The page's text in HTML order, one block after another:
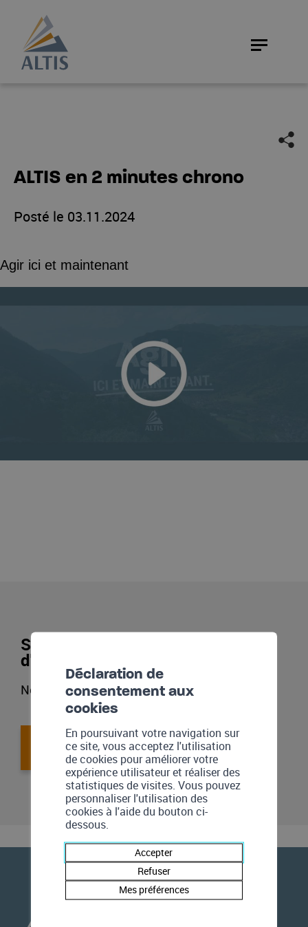
ALTIS en 2 minutes chrono
Posté le 03.11.2024
Agir ici et maintenant
Souhaitez-vous davantage
d'informations ?
Nos spécialistes sont à votre disposition !
Nous contacter
Déclaration de
consentement aux
cookies
En poursuivant votre navigation sur
ce site, vous acceptez l'utilisation
de cookies pour améliorer votre
expérience utilisateur et réaliser des
statistiques de visites. Vous pouvez
personnaliser l'utilisation des
cookies à l'aide du bouton ci-
dessous.
Accepter
Refuser
Mes préférences